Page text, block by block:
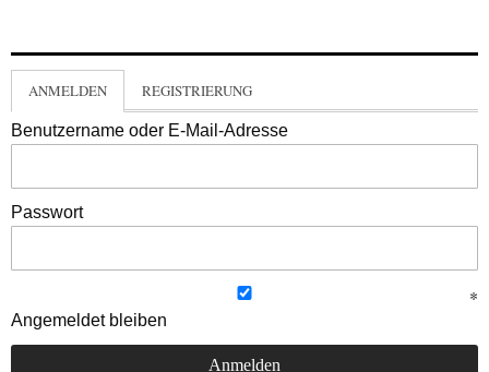
ANMELDEN REGISTRIERUNG
Benutzername oder E-Mail-Adresse
Passwort
Angemeldet bleiben